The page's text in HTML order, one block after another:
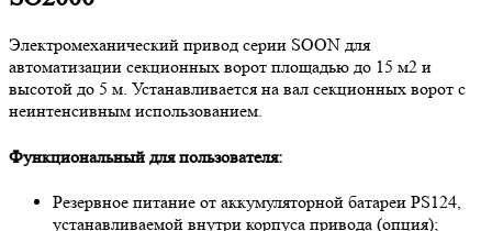
Электромеханический привод серии SOON для
автоматизации секционных ворот площадью до 15 м2 и
высотой до 5 м. Устанавливается на вал секционных ворот с
неинтенсивным использованием.
Функциональный для пользователя:
Резервное питание от аккумуляторной батареи PS124,
устанавливаемой внутри корпуса привода (опция);